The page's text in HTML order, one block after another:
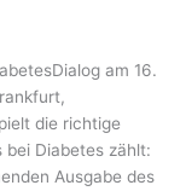
am 16.
die richtige
bei Diabetes zählt:
Ausgabe des